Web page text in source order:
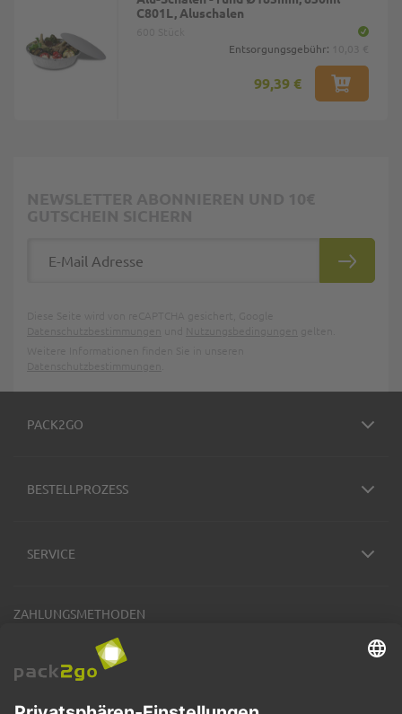
C801L, Aluschalen
Entsorgungsgebühr:
99,39 €
PACK2GO
BESTELLPROZESS
SERVICE
ZAHLUNGSMETHODEN